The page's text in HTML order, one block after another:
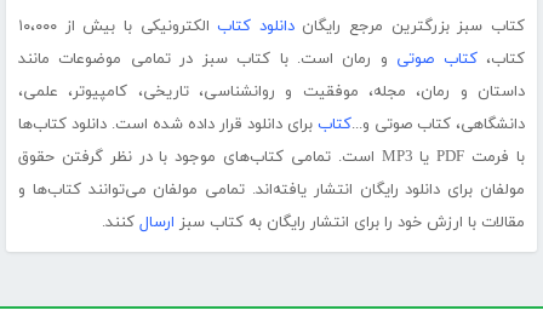
کتاب سبز بزرگترین مرجع رایگاندانلود کتاب
الکترونیکی با بیش از ۱۰،۰۰۰
کتاب،کتاب صوتی و رمان است. با کتاب سبز در تمامی موضوعات مانند
داستان و رمان، مجله، موفقیت و روانشناسی، تاریخی، کامپیوتر، علمی،
دانشگاهی، کتاب صوتی و...کتاب برای دانلود قرار داده شده است. دانلود کتاب‌ها
با فرمت PDF یا MP3 است. تمامی کتاب‌های موجود با در نظر گرفتن حقوق
مولفان برای دانلود رایگان انتشار یافته‌اند. تمامی مولفان می‌توانند کتاب‌ها و
مقالات با ارزش خود را برای انتشار رایگان به کتاب سبز ارسال کنند.